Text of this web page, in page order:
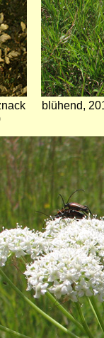
blühend,